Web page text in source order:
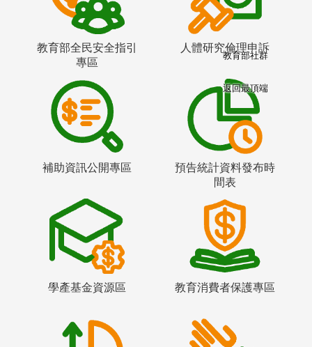
教育部全民安全指引
專區
人體研究倫理申訴
補助資訊公開專區
預告統計資料發布時
間表
學產基金資源區 教育消費者保護專區
教育部社群
返回最頂端